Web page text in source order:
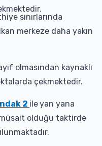
sınırlarında
merkeze daha yakın
olmasından kaynaklı
çekmektedir.
2 ileyan yana
olduğu taktirde